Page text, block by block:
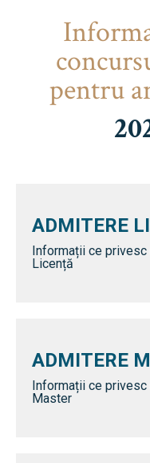
pentru
ADMITERE
Informații ce
Licență
ADMITERE
Informații ce
Master